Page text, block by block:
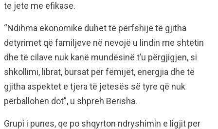
te jete me efikase.
“Ndihma ekonomike duhet të përfshijë të gjitha
detyrimet që familjeve në nevojë u lindin me shtetin
dhe të cilave nuk kanë mundësinë t’u përgjigjen, si
shkollimi, librat, bursat për fëmijët, energjia dhe të
gjitha aspektet e tjera të jetesës së tyre që nuk
përballohen dot”, u shpreh Berisha.
Grupi i punes, qe po shqyrton ndryshimin e ligjit per